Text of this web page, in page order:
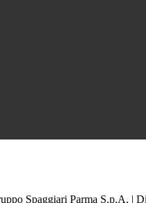
Spaggiari Parma S.p.A. |